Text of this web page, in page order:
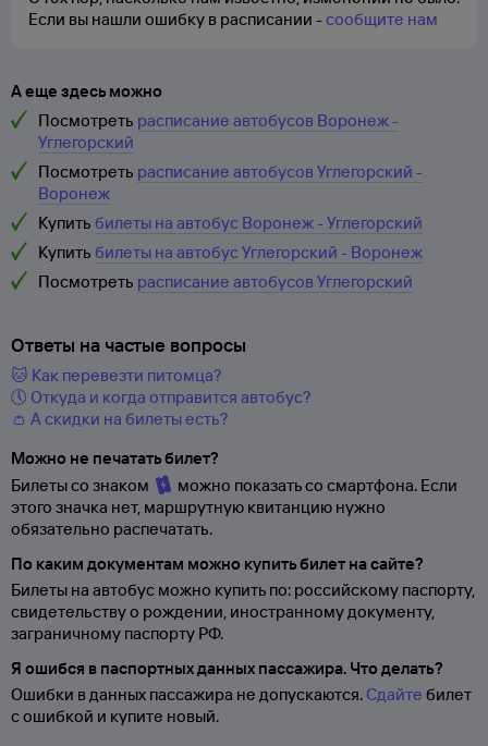
Если вы нашли ошибку в расписании -сообщите нам
А еще здесь можно
Посмотреть расписание автобусов Воронеж -
Углегорский
Посмотреть расписание автобусов Углегорский -
Воронеж
Купить билеты на автобус Воронеж - Углегорский
Купить билеты на автобус Углегорский - Воронеж
Посмотреть расписание автобусов Углегорский
Ответы на частые вопросы
🐱 Как перевезти питомца?
🕔 Откуда и когда отправится автобус?
👛 А скидки на билеты есть?
Можно не печатать билет?
Билеты со знаком
можно показать со смартфона. Если
этого значка нет, маршрутную квитанцию нужно
обязательно распечатать.
По каким документам можно купить билет на сайте?
Билеты на автобус можно купить по: российскому паспорту,
свидетельству о рождении, иностранному документу,
заграничному паспорту РФ.
Я ошибся в паспортных данных пассажира. Что делать?
Ошибки в данных пассажира не допускаются. Сдайте билет
с ошибкой и купите новый.